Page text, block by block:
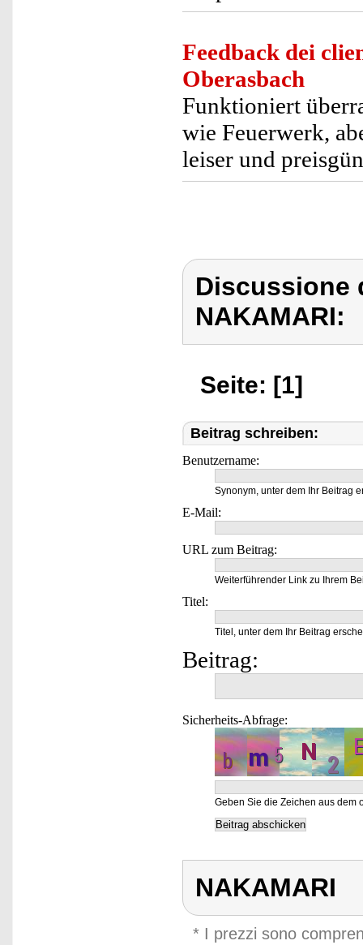
Feedback dei
Oberasbach
Funktioniert
wie Feuerwerk,
leiser und
Discussione
NAKAMARI:
Seite: [1]
Beitrag schreiben:
Benutzername:
Synonym, unter dem Ihr Beitrag
E-Mail:
URL zum Beitrag:
Weiterführender Link zu Ihrem
Titel:
Titel, unter dem Ihr Beitrag
Beitrag:
Sicherheits-Abfrage:
Geben Sie die Zeichen aus dem
NAKAMARI
* I prezzi sono